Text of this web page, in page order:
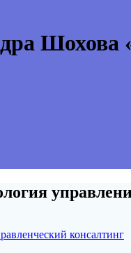
Шохова
консалтинг